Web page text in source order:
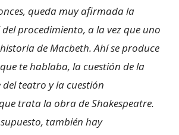
queda muy afirmada la
procedimiento, a la vez que uno
de Macbeth. Ahí se produce
te hablaba, la cuestión de la
teatro y la cuestión
trata la obra de Shakespeatre.
también hay